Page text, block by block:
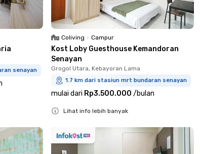
senayan
Coliving • Campur
Kost Loby Guesthouse Kemandoran
Senayan
Grogol Utara, Kebayoran Lama
1.7 km dari stasiun mrt bundaran senayan
mulai dari Rp3.500.000 /bulan
Lihat info lebih banyak